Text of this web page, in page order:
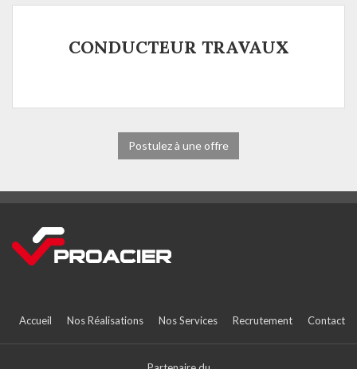
CONDUCTEUR TRAVAUX
Postulez à une offre
Accueil Nos Réalisations Nos Services Recrutement Contact